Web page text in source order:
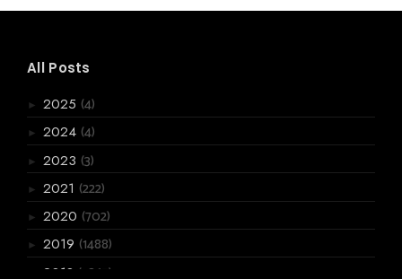
All Posts
► 2025 (4)
► 2024 (4)
► 2023 (3)
► 2021 (222)
► 2020 (702)
► 2019 (1488)
2018 (3867)